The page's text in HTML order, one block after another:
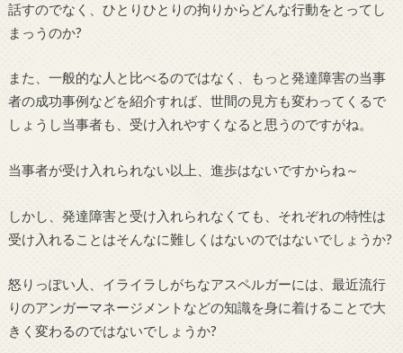
話すのでなく、ひとりひとりの拘りからどんな行動をとってし
まっうのか?
また、一般的な人と比べるのではなく、もっと発達障害の当事
者の成功事例などを紹介すれば、世間の見方も変わってくるで
しょうし当事者も、受け入れやすくなると思うのですがね。
当事者が受け入れられない以上、進歩はないですからね～
しかし、発達障害と受け入れられなくても、それぞれの特性は
受け入れることはそんなに難しくはないのではないでしょうか?
怒りっぽい人、イライラしがちなアスペルガーには、最近流行
りのアンガーマネージメントなどの知識を身に着けることで大
きく変わるのではないでしょうか?